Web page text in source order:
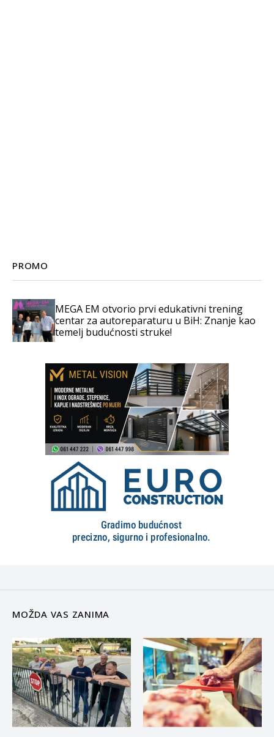
PROMO
MEGA EM otvorio prvi edukativni trening
centar za autoreparaturu u BiH: Znanje kao
temelj budućnosti struke!
MOŽDA VAS ZANIMA